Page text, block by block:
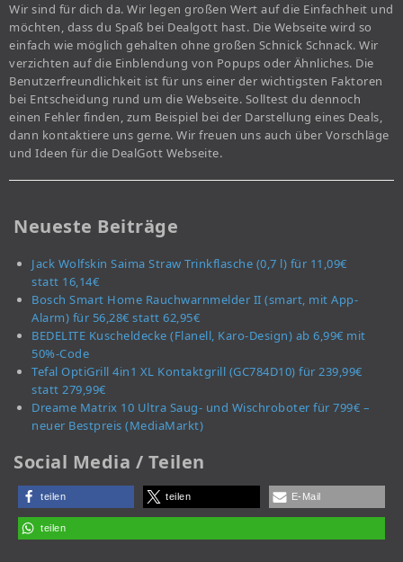
Wir sind für dich da. Wir legen großen Wert auf die Einfachheit und
möchten, dass du Spaß bei Dealgott hast. Die Webseite wird so
einfach wie möglich gehalten ohne großen Schnick Schnack. Wir
verzichten auf die Einblendung von Popups oder Ähnliches. Die
Benutzerfreundlichkeit ist für uns einer der wichtigsten Faktoren
bei Entscheidung rund um die Webseite. Solltest du dennoch
einen Fehler finden, zum Beispiel bei der Darstellung eines Deals,
dann kontaktiere uns gerne. Wir freuen uns auch über Vorschläge
und Ideen für die DealGott Webseite.
Neueste Beiträge
Jack Wolfskin Saima Straw Trinkflasche (0,7 l) für 11,09€
statt 16,14€
Bosch Smart Home Rauchwarnmelder II (smart, mit App-
Alarm) für 56,28€ statt 62,95€
BEDELITE Kuscheldecke (Flanell, Karo-Design) ab 6,99€ mit
50%-Code
Tefal OptiGrill 4in1 XL Kontaktgrill (GC784D10) für 239,99€
statt 279,99€
Dreame Matrix 10 Ultra Saug- und Wischroboter für 799€ –
neuer Bestpreis (MediaMarkt)
Social Media / Teilen
teilen teilen E-Mail
teilen